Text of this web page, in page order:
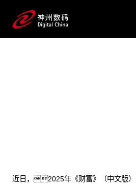
近日，2025年《财富》（中文版